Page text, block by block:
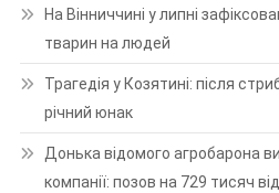
На Вінниччині у липні
тварин на людей
Трагедія у Козятині: після
річний юнак
Донька відомого агробарона
компанії: позов на 729 тисяч